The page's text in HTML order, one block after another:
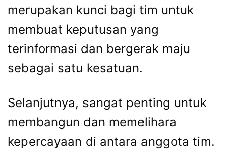
merupakan kunci bagi tim untuk
membuat keputusan yang
terinformasi dan bergerak maju
sebagai satu kesatuan.
Selanjutnya, sangat penting untuk
membangun dan memelihara
kepercayaan di antara anggota tim.